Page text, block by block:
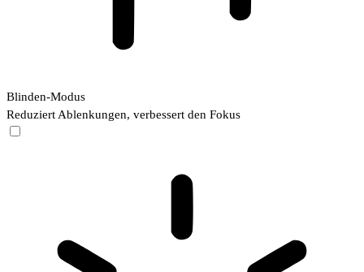
Blinden-Modus
Reduziert Ablenkungen, verbessert den Fokus